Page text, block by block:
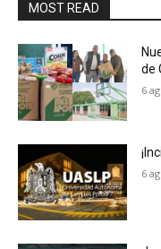
MOST READ
de
6
6